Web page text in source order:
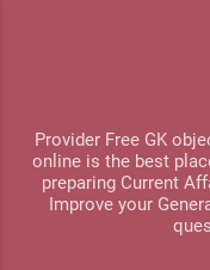
Provider Free GK
online is the best
preparing Current
Improve your